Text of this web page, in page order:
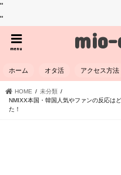
"
"
mio-
menu
ホーム オタ活 アクセス方法
HOME
未分類
NMIXX本国・韓国人気やファンの反応は
た！